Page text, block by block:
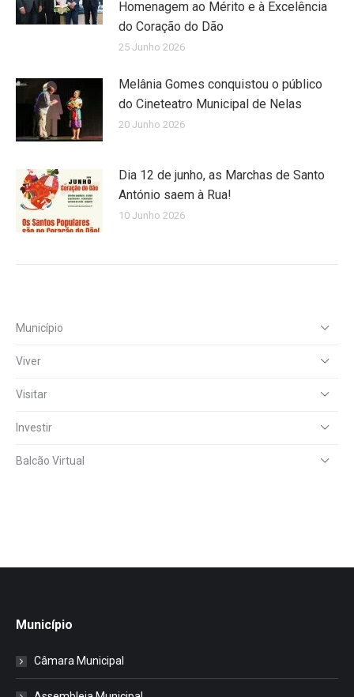
Homenagem ao Mérito e à Excelência
do Coração do Dão
25 Junho 2026
Melânia Gomes conquistou o público
do Cineteatro Municipal de Nelas
20 Junho 2026
Dia 12 de junho, as Marchas de Santo
António saem à Rua!
10 Junho 2026
Município
Viver
Visitar
Investir
Balcão Virtual
Município
Câmara Municipal